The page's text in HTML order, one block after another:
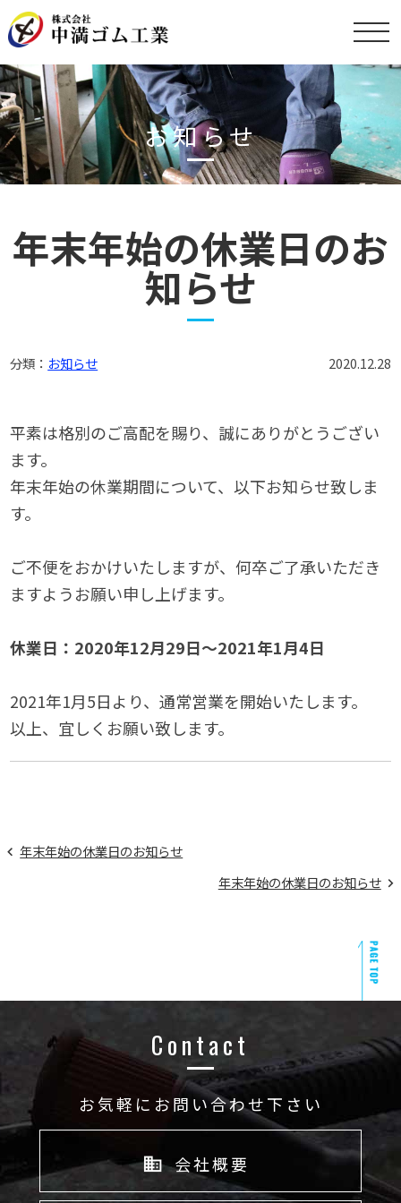
お知らせ
年末年始の休業日のお
知らせ
分類： お知らせ 2020.12.28
平素は格別のご高配を賜り、誠にありがとうござい
ます。
年末年始の休業期間について、以下お知らせ致しま
す。
ご不便をおかけいたしますが、何卒ご了承いただき
ますようお願い申し上げます。
休業日：2020年12月29日～2021年1月4日
2021年1月5日より、通常営業を開始いたします。
以上、宜しくお願い致します。
年末年始の休業日のお知らせ
年末年始の休業日のお知らせ
Contact
お気軽にお問い合わせ下さい
会社概要